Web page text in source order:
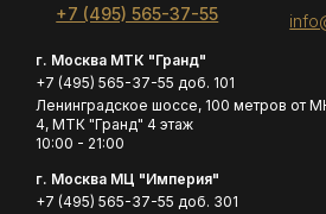
+7 (495) 565-37-55
г. Москва МТК "Гранд"
+7 (495) 565-37-55 доб. 101
Ленинградское шоссе, 100 метров от
4, МТК "Гранд" 4 этаж
10:00 - 21:00
г. Москва МЦ "Империя"
+7 (495) 565-37-55 доб. 301